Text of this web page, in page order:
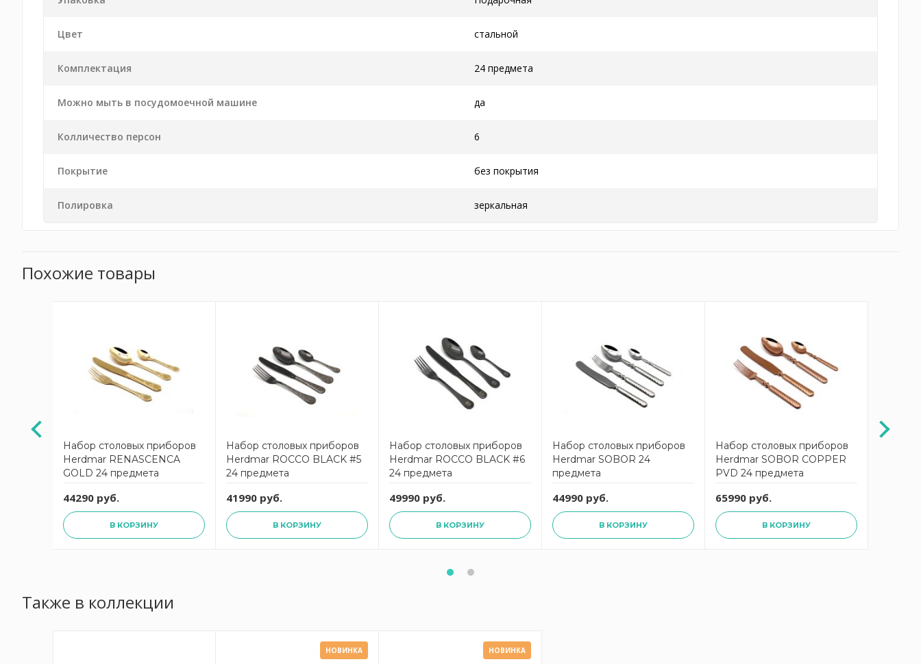
Цвет стальной
Комплектация 24 предмета
Можно мыть в посудомоечной машине да
Колличество персон 6
Покрытие без покрытия
Полировка зеркальная
Похожие товары
АКЦИЯ
Набор столовых приборов
Herdmar RENASCENCA
GOLD 24 предмета
44290 руб.
В КОРЗИНУ
Набор столовых приборов
Herdmar ROCCO BLACK #5
24 предмета
41990 руб.
В КОРЗИНУ
Набор столовых приборов
Herdmar ROCCO BLACK #6
24 предмета
49990 руб.
В КОРЗИНУ
Набор столовых приборов
Herdmar SOBOR 24
предмета
44990 руб.
В КОРЗИНУ
Набор столовых приборов
Herdmar SOBOR COPPER
PVD 24 предмета
65990 руб.
В КОРЗИНУ
Также в коллекции
НОВИНКА НОВИНКА